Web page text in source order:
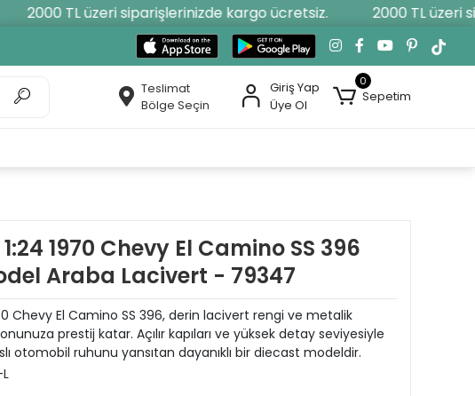
2000 TL üzeri siparişlerinizde kargo ücretsiz. 2000 TL üzeri
Teslimat
Bölge Seçin
Giriş Yap
Üye Ol
0
Sepetim
1970 Chevy El Camino SS 396
Araba Lacivert - 79347
Chevy El Camino SS 396, derin lacivert rengi ve metalik
prestij katar. Açılır kapıları ve yüksek detay seviyesiyle
otomobil ruhunu yansıtan dayanıklı bir diecast modeldir.